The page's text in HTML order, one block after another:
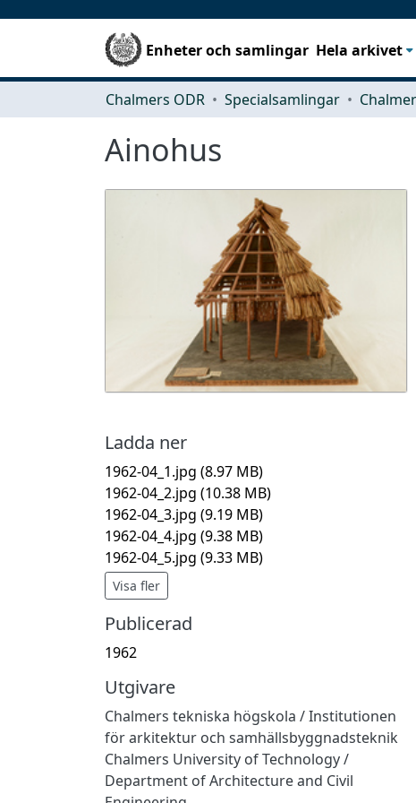
Enheter och samlingar Hela arkivet
Chalmers ODR Specialsamlingar
Ainohus
Ladda ner
1962-04_1.jpg (8.97 MB)
1962-04_2.jpg (10.38 MB)
1962-04_3.jpg (9.19 MB)
1962-04_4.jpg (9.38 MB)
1962-04_5.jpg (9.33 MB)
Visa fler
Publicerad
1962
Utgivare
Chalmers tekniska högskola / Institutionen
för arkitektur och samhällsbyggnadsteknik
Chalmers University of Technology /
Department of Architecture and Civil